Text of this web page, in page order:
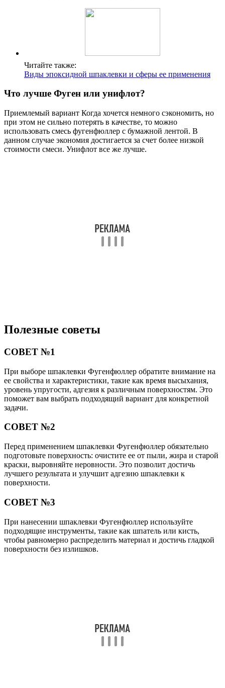
Читайте также:
Виды эпоксидной шпаклевки и сферы ее применения
Что лучше Фуген или унифлот?
Приемлемый вариант Когда хочется немного сэкономить, но
при этом не сильно потерять в качестве, то можно
использовать смесь фугенфюллер с бумажной лентой. В
данном случае экономия достигается за счет более низкой
стоимости смеси. Унифлот все же лучше.
Полезные советы
СОВЕТ №1
При выборе шпаклевки Фугенфюллер обратите внимание на
ее свойства и характеристики, такие как время высыхания,
уровень упругости, адгезия к различным поверхностям. Это
поможет вам выбрать подходящий вариант для конкретной
задачи.
СОВЕТ №2
Перед применением шпаклевки Фугенфюллер обязательно
подготовьте поверхность: очистите ее от пыли, жира и старой
краски, выровняйте неровности. Это позволит достичь
лучшего результата и улучшит адгезию шпаклевки к
поверхности.
СОВЕТ №3
При нанесении шпаклевки Фугенфюллер используйте
подходящие инструменты, такие как шпатель или кисть,
чтобы равномерно распределить материал и достичь гладкой
поверхности без излишков.